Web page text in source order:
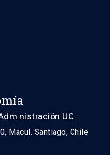
UC
Macul. Santiago, Chile